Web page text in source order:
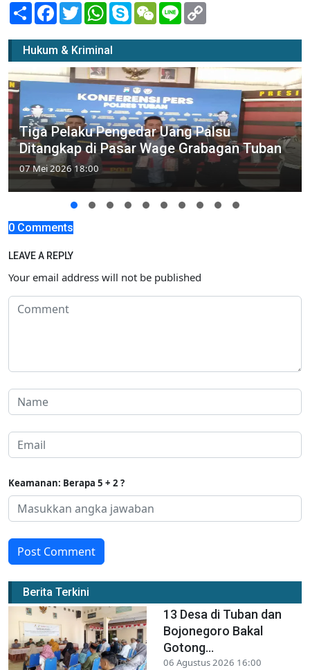
Share Facebook
TwitterWhatsApp
SkypeWeChatLine
Hukum & Kriminal
Tiga Pelaku Pengedar Uang Palsu
Ditangkap di Pasar Wage Grabagan Tuban
07 Mei 2026 18:00
0 Comments
LEAVE A REPLY
Your email address will not be published
Keamanan: Berapa 5 + 2 ?
Post Comment
Berita Terkini
13 Desa di Tuban dan
Bojonegoro Bakal
Gotong...
06 Agustus 2026 16:00